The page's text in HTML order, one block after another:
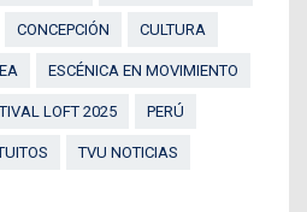
CONCEPCIÓN CULTURA
ESCÉNICA EN MOVIMIENTO
LOFT 2025 PERÚ
TVU NOTICIAS